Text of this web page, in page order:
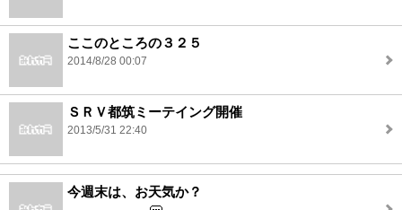
ここのところの３２５
2014/8/28 00:07
ＳＲＶ都筑ミーテイング開催
2013/5/31 22:40
今週末は、お天気か？